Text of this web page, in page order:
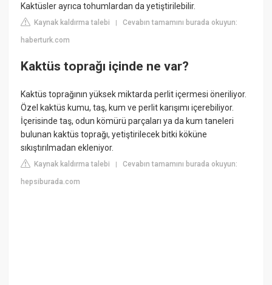
Kaktüsler ayrıca tohumlardan da yetiştirilebilir.
Kaynak kaldırma talebi |Cevabın tamamını burada okuyun:
haberturk.com
Kaktüs toprağı içinde ne var?
Kaktüs toprağının yüksek miktarda perlit içermesi öneriliyor.
Özel kaktüs kumu, taş, kum ve perlit karışımı içerebiliyor.
İçerisinde taş, odun kömürü parçaları ya da kum taneleri
bulunan kaktüs toprağı, yetiştirilecek bitki köküne
sıkıştırılmadan ekleniyor.
Kaynak kaldırma talebi |Cevabın tamamını burada okuyun:
hepsiburada.com